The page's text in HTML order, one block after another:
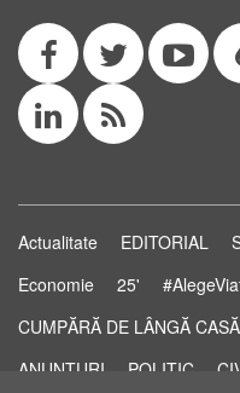
Actualitate EDITORIAL
Economie
25'
CUMPĂRĂ DE LÂNGĂ CASĂ
ANUNȚURI
POLITIC